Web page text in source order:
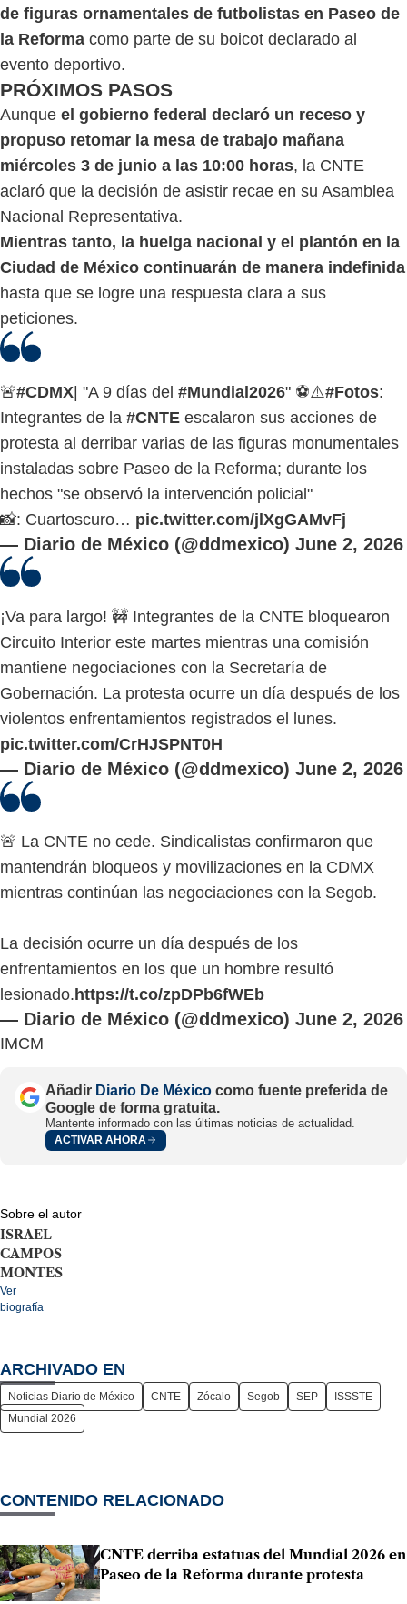
de figuras ornamentales de futbolistas en Paseo de
la Reforma como parte de su boicot declarado al
evento deportivo.
PRÓXIMOS PASOS
Aunque el gobierno federal declaró un receso y
propuso retomar la mesa de trabajo mañana
miércoles 3 de junio a las 10:00 horas, la CNTE
aclaró que la decisión de asistir recae en su Asamblea
Nacional Representativa.
Mientras tanto, la huelga nacional y el plantón en la
Ciudad de México continuarán de manera indefinida
hasta que se logre una respuesta clara a sus
peticiones.
🚨#CDMX| "A 9 días del #Mundial2026" ⚽️⚠️#Fotos:
Integrantes de la #CNTE escalaron sus acciones de
protesta al derribar varias de las figuras monumentales
instaladas sobre Paseo de la Reforma; durante los
hechos "se observó la intervención policial"
📸: Cuartoscuro… pic.twitter.com/jlXgGAMvFj
— Diario de México (@ddmexico) June 2, 2026
¡Va para largo! 🚧 Integrantes de la CNTE bloquearon
Circuito Interior este martes mientras una comisión
mantiene negociaciones con la Secretaría de
Gobernación. La protesta ocurre un día después de los
violentos enfrentamientos registrados el lunes.
pic.twitter.com/CrHJSPNT0H
— Diario de México (@ddmexico) June 2, 2026
🚨 La CNTE no cede. Sindicalistas confirmaron que
mantendrán bloqueos y movilizaciones en la CDMX
mientras continúan las negociaciones con la Segob.
La decisión ocurre un día después de los
enfrentamientos en los que un hombre resultó
lesionado.https://t.co/zpDPb6fWEb
— Diario de México (@ddmexico) June 2, 2026
IMCM
Añadir Diario De México como fuente preferida de
Google de forma gratuita.
Mantente informado con las últimas noticias de actualidad.
ACTIVAR AHORA
Sobre el autor
ISRAEL
CAMPOS
MONTES
Ver
biografía
ARCHIVADO EN
Noticias Diario de México CNTE Zócalo Segob SEP
ISSSTE
Mundial 2026
CONTENIDO RELACIONADO
CNTE derriba estatuas del Mundial 2026 en
Paseo de la Reforma durante protesta